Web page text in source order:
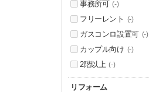
事務所可 (-)
フリーレント (-)
ガスコンロ設置可 (-)
カップル向け (-)
2階以上 (-)
リフォーム